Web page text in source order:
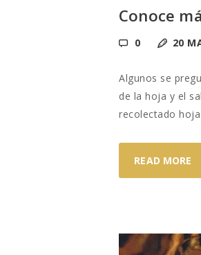
Conoce
0 20
Algunos se
de la hoja y el
recolectado
READ MORE